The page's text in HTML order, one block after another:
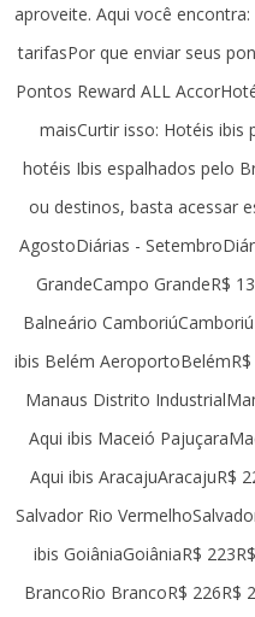
aproveite. Aqui você
tarifasPor que enviar seus
Pontos Reward ALL
maisCurtir isso: Hotéis ibis
hotéis Ibis espalhados pelo
ou destinos, basta acessar
AgostoDiárias -
GrandeCampo GrandeR$
Balneário
ibis Belém AeroportoBelémR$
Manaus Distrito
Aqui ibis Maceió
Aqui ibis AracajuAracajuR$
Salvador Rio
ibis GoiâniaGoiâniaR$
BrancoRio BrancoR$ 226R$